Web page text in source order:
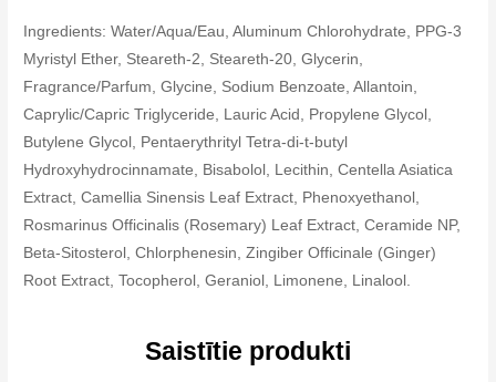
Ingredients: Water/Aqua/Eau, Aluminum Chlorohydrate, PPG-3
Myristyl Ether, Steareth-2, Steareth-20, Glycerin,
Fragrance/Parfum, Glycine, Sodium Benzoate, Allantoin,
Caprylic/Capric Triglyceride, Lauric Acid, Propylene Glycol,
Butylene Glycol, Pentaerythrityl Tetra-di-t-butyl
Hydroxyhydrocinnamate, Bisabolol, Lecithin, Centella Asiatica
Extract, Camellia Sinensis Leaf Extract, Phenoxyethanol,
Rosmarinus Officinalis (Rosemary) Leaf Extract, Ceramide NP,
Beta-Sitosterol, Chlorphenesin, Zingiber Officinale (Ginger)
Root Extract, Tocopherol, Geraniol, Limonene, Linalool.
Saistītie produkti